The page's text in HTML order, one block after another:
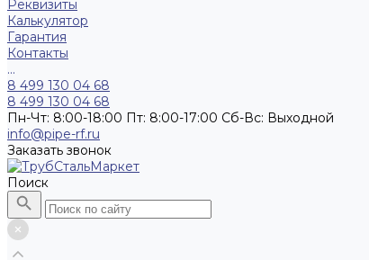
Реквизиты
Калькулятор
Гарантия
Контакты
...
8 499 130 04 68
8 499 130 04 68
Пн-Чт: 8:00-18:00 Пт: 8:00-17:00 Сб-Вс: Выходной
info@pipe-rf.ru
Заказать звонок
Поиск